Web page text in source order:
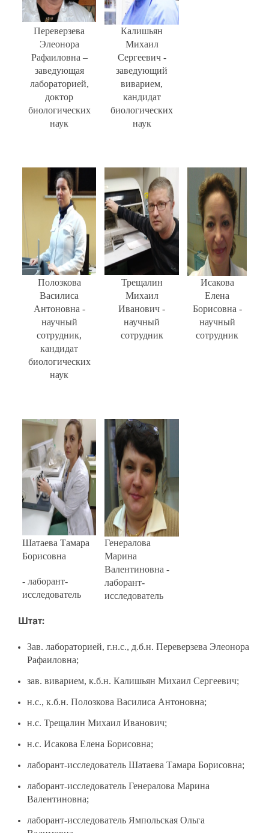
Переверзева
Элеонора
Рафаиловна –
заведующая
лабораторией,
доктор
биологических
наук
Калишьян
Михаил
Сергеевич -
заведующий
виварием,
кандидат
биологических
наук
Полозкова
Василиса
Антоновна -
научный
сотрудник,
кандидат
биологических
наук
Трещалин
Михаил
Иванович -
научный
сотрудник
Исакова
Елена
Борисовна -
научный
сотрудник
Шатаева Тамара
Борисовна
- лаборант-
исследователь
Генералова
Марина
Валентиновна -
лаборант-
исследователь
Штат:
Зав. лабораторией, г.н.с., д.б.н. Переверзева Элеонора
Рафаиловна;
зав. виварием, к.б.н. Калишьян Михаил Сергеевич;
н.с., к.б.н. Полозкова Василиса Антоновна;
н.с. Трещалин Михаил Иванович;
н.с. Исакова Елена Борисовна;
лаборант-исследователь Шатаева Тамара Борисовна;
лаборант-исследователь Генералова Марина
Валентиновна;
лаборант-исследователь Ямпольская Ольга